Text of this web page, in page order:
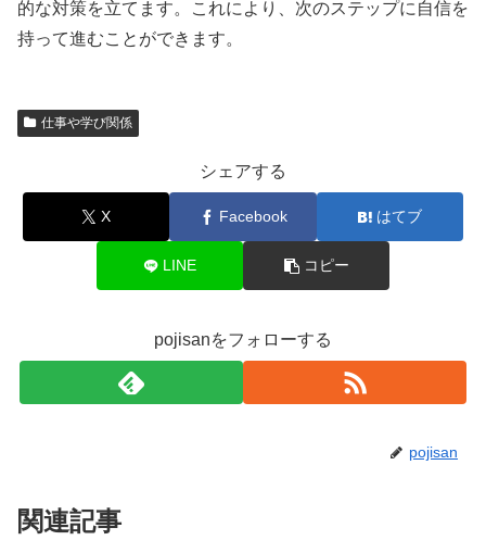
的な対策を立てます。これにより、次のステップに自信を
持って進むことができます。
仕事や学び関係
シェアする
X Facebook はてブ
LINE コピー
pojisanをフォローする
pojisan
関連記事